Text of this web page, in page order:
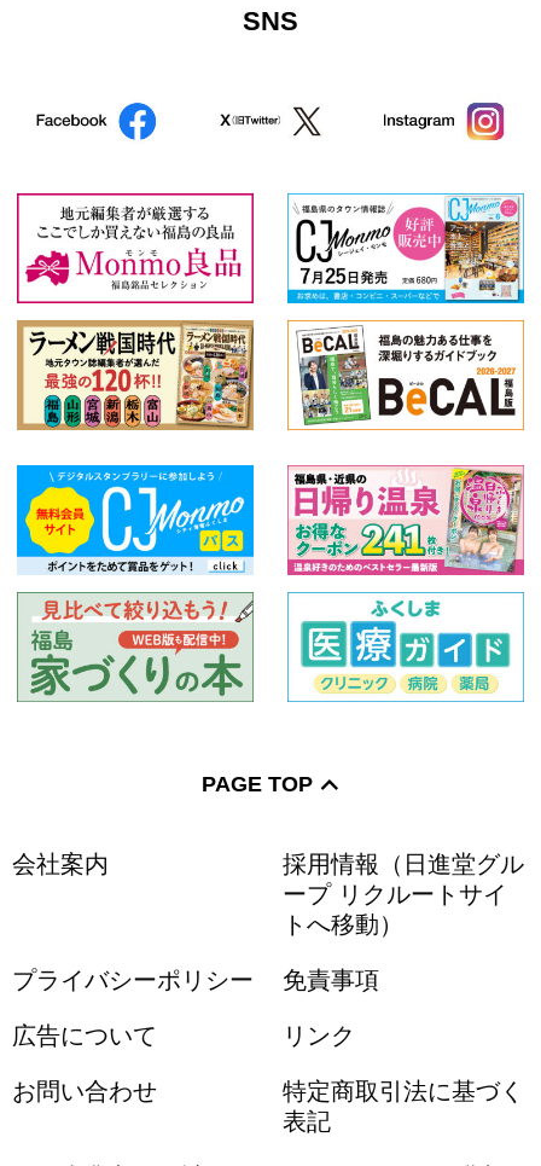
SNS
PAGE TOP
会社案内
採用情報（日進堂グル
ープ リクルートサイ
トへ移動）
プライバシーポリシー 免責事項
広告について リンク
お問い合わせ
特定商取引法に基づく
表記